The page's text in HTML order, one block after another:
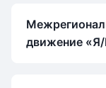
движение